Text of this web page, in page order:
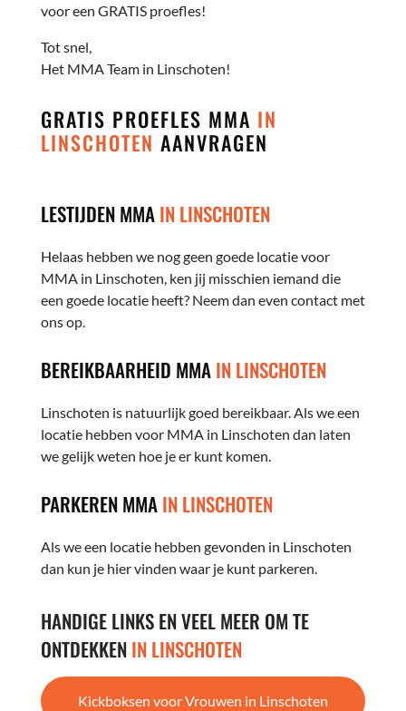
voor een GRATIS proefles!
Tot snel,
Het MMA Team in Linschoten!
GRATIS PROEFLES MMA IN
LINSCHOTEN AANVRAGEN
LESTIJDEN MMAIN LINSCHOTEN
Helaas hebben we nog geen goede locatie voor
MMA in Linschoten, ken jij misschien iemand die
een goede locatie heeft? Neem dan even contact met
ons op.
BEREIKBAARHEID MMAIN LINSCHOTEN
Linschoten is natuurlijk goed bereikbaar. Als we een
locatie hebben voor MMA in Linschoten dan laten
we gelijk weten hoe je er kunt komen.
PARKEREN MMAIN LINSCHOTEN
Als we een locatie hebben gevonden in Linschoten
dan kun je hier vinden waar je kunt parkeren.
HANDIGE LINKS EN VEEL MEER OM TE
ONTDEKKENIN LINSCHOTEN
Kickboksen voor Vrouwen in Linschoten